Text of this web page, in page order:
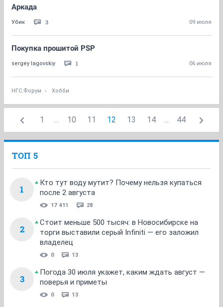
Аркада
Убик 3 09 июля
Покупка прошитой PSP
sergey lagovskiy 1 06 июля
НГС.Форум Хобби
1 ... 10 11 12 13 14 ... 44
ТОП 5
1
Кто тут воду мутит? Почему нельзя купаться
после 2 августа
17 411 28
2
Стоит меньше 500 тысяч: в Новосибирске на
торги выставили серый Infiniti — его заложил
владелец
0 13
3
Погода 30 июля укажет, каким ждать август —
поверья и приметы
0 13